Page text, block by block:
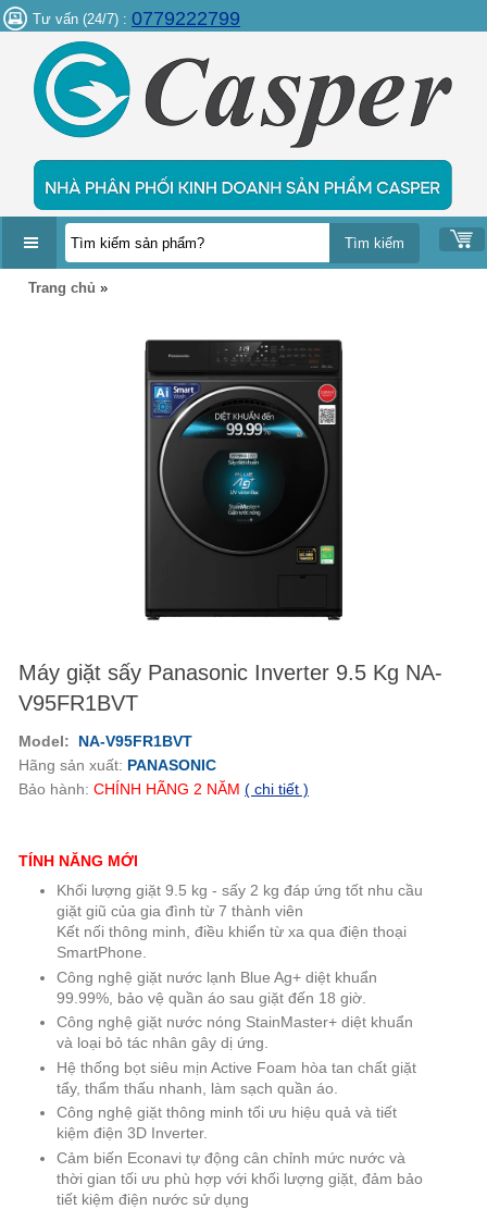
Tư vấn (24/7) : 0779222799
DANH
Trang chủ »
Máy giặt sấy Panasonic Inverter 9.5 Kg NA-
V95FR1BVT
Model: NA-V95FR1BVT
Hãng sản xuất: PANASONIC
Bảo hành: CHÍNH HÃNG 2 NĂM ( chi tiết )
TÍNH NĂNG MỚI
Khối lượng giặt 9.5 kg - sấy 2 kg đáp ứng tốt nhu cầu
giặt giũ của gia đình từ 7 thành viên
Kết nối thông minh, điều khiển từ xa qua điện thoại
SmartPhone.
Công nghệ giặt nước lạnh Blue Ag+ diệt khuẩn
99.99%, bảo vệ quần áo sau giặt đến 18 giờ.
Công nghệ giặt nước nóng StainMaster+ diệt khuẩn
và loại bỏ tác nhân gây dị ứng.
Hệ thống bọt siêu mịn Active Foam hòa tan chất giặt
tẩy, thẩm thấu nhanh, làm sạch quần áo.
Công nghệ giặt thông minh tối ưu hiệu quả và tiết
kiệm điện 3D Inverter.
Cảm biến Econavi tự động cân chỉnh mức nước và
thời gian tối ưu phù hợp với khối lượng giặt, đảm bảo
tiết kiệm điện nước sử dụng